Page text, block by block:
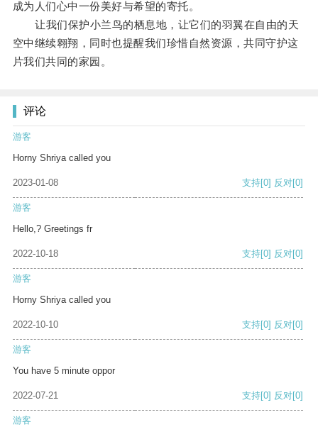
成为人们心中一份美好与希望的寄托。
让我们保护小兰鸟的栖息地，让它们的羽翼在自由的天
空中继续翱翔，同时也提醒我们珍惜自然资源，共同守护这
片我们共同的家园。
评论
游客
Horny Shriya called you
2023-01-08 支持[0] 反对[0]
游客
Hello,? Greetings fr
2022-10-18 支持[0] 反对[0]
游客
Horny Shriya called you
2022-10-10 支持[0] 反对[0]
游客
You have 5 minute oppor
2022-07-21 支持[0] 反对[0]
游客